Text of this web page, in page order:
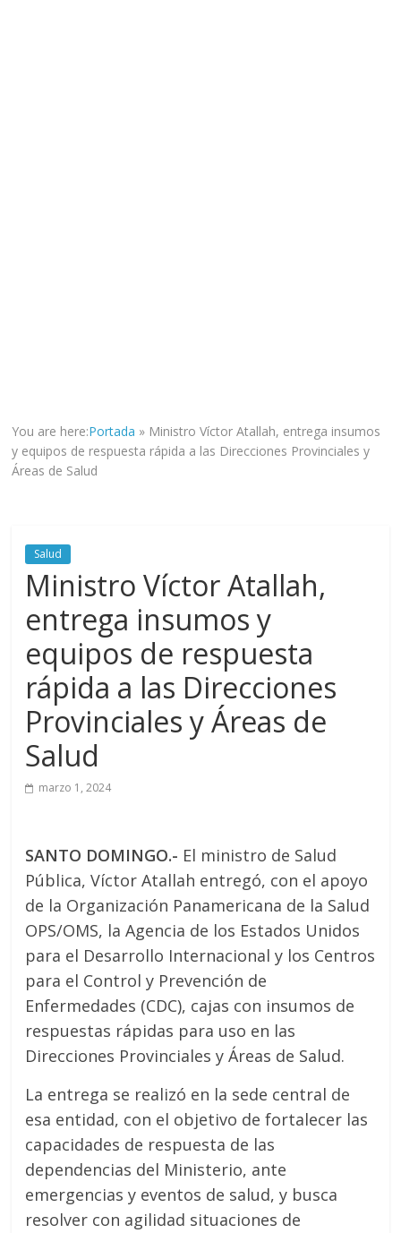
a
tod@s
You are here:Portada » Ministro Víctor Atallah, entrega insumos
y equipos de respuesta rápida a las Direcciones Provinciales y
Áreas de Salud
Salud
Ministro Víctor Atallah,
entrega insumos y
equipos de respuesta
rápida a las Direcciones
Provinciales y Áreas de
Salud
marzo 1, 2024
SANTO DOMINGO.- El ministro de Salud
Pública, Víctor Atallah entregó, con el apoyo
de la Organización Panamericana de la Salud
OPS/OMS, la Agencia de los Estados Unidos
para el Desarrollo Internacional y los Centros
para el Control y Prevención de
Enfermedades (CDC), cajas con insumos de
respuestas rápidas para uso en las
Direcciones Provinciales y Áreas de Salud.
La entrega se realizó en la sede central de
esa entidad, con el objetivo de fortalecer las
capacidades de respuesta de las
dependencias del Ministerio, ante
emergencias y eventos de salud, y busca
resolver con agilidad situaciones de